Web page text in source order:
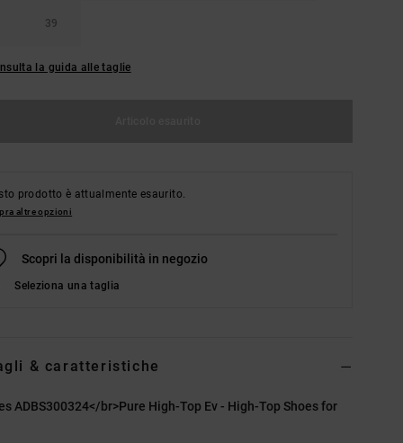
39
la guida alle taglie
prodotto è attualmente esaurito.
altre opzioni
Scopri la disponibilità in negozio
Seleziona una taglia
& caratteristiche
ADBS300324</br>Pure High-Top Ev - High-Top Shoes for